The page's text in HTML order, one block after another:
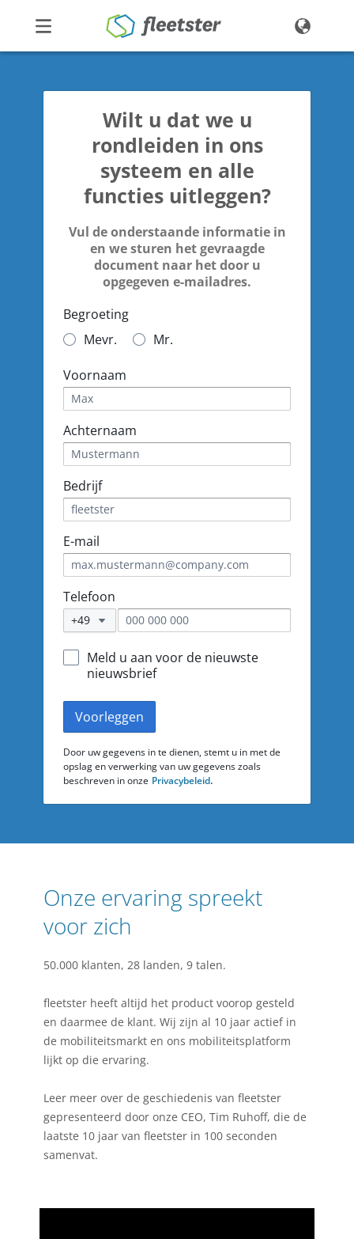
Prijzen
Login
Wilt u dat we u
rondleiden in ons
systeem en alle
functies uitleggen?
Vul de onderstaande informatie in
en we sturen het gevraagde
document naar het door u
opgegeven e-mailadres.
Begroeting
Mevr.
Mr.
Voornaam
Achternaam
Bedrijf
E-mail
Telefoon
+49
Meld u aan voor de nieuwste
nieuwsbrief
Voorleggen
Door uw gegevens in te dienen, stemt u in met de
opslag en verwerking van uw gegevens zoals
beschreven in onze Privacybeleid.
Onze ervaring spreekt
voor zich
50.000 klanten, 28 landen, 9 talen.
fleetster heeft altijd het product voorop gesteld
en daarmee de klant. Wij zijn al 10 jaar actief in
de mobiliteitsmarkt en ons mobiliteitsplatform
lijkt op die ervaring.
Leer meer over de geschiedenis van fleetster
gepresenteerd door onze CEO, Tim Ruhoff, die de
laatste 10 jaar van fleetster in 100 seconden
samenvat.